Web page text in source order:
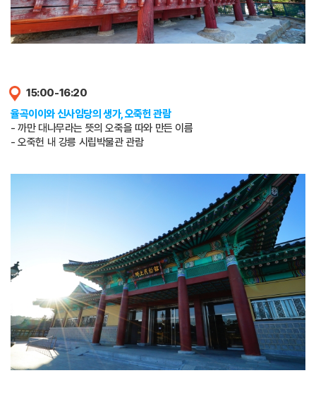
15:00-16:20
율곡이이와 신사임당의 생가, 오죽헌 관람
- 까만 대나무라는 뜻의 오죽을 따와 만든 이름
- 오죽헌 내 강릉 시립박물관 관람